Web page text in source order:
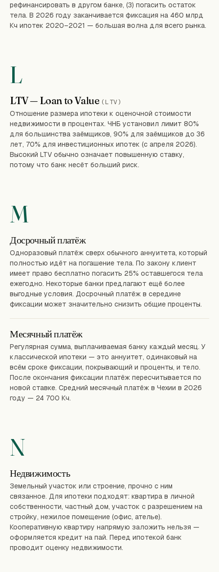
рефинансировать в другом банке, (3) погасить остаток
тела. В 2026 году заканчивается фиксация на 460 млрд
Кч ипотек 2020–2021 — большая волна для всего рынка.
L
LTV — Loan to Value (LTV)
Отношение размера ипотеки к оценочной стоимости
недвижимости в процентах. ЧНБ установил лимит 80%
для большинства заёмщиков, 90% для заёмщиков до 36
лет, 70% для инвестиционных ипотек (с апреля 2026).
Высокий LTV обычно означает повышенную ставку,
потому что банк несёт больший риск.
M
Досрочный платёж
Одноразовый платёж сверх обычного аннуитета, который
полностью идёт на погашение тела. По закону клиент
имеет право бесплатно погасить 25% оставшегося тела
ежегодно. Некоторые банки предлагают ещё более
выгодные условия. Досрочный платёж в середине
фиксации может значительно снизить общие проценты.
Месячный платёж
Регулярная сумма, выплачиваемая банку каждый месяц. У
классической ипотеки — это аннуитет, одинаковый на
всём сроке фиксации, покрывающий и проценты, и тело.
После окончания фиксации платёж пересчитывается по
новой ставке. Средний месячный платёж в Чехии в 2026
году — 24 700 Кч.
N
Недвижимость
Земельный участок или строение, прочно с ним
связанное. Для ипотеки подходят: квартира в личной
собственности, частный дом, участок с разрешением на
стройку, нежилое помещение (офис, ателье).
Кооперативную квартиру напрямую заложить нельзя —
оформляется кредит на пай. Перед ипотекой банк
проводит оценку недвижимости.